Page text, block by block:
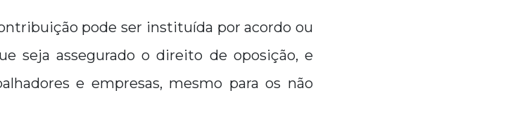
pode ser instituída por acordo ou
seja assegurado o direito de oposição, e
e empresas, mesmo para os não